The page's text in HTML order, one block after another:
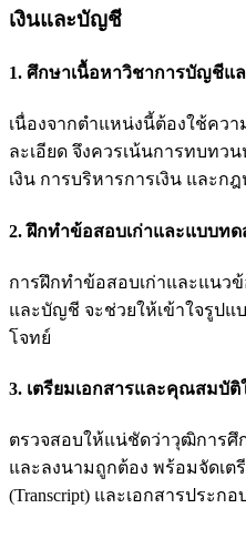
เงินและบัญชี
1. ศึกษาเนื้อหาวิชาการบัญชีแ
เนื่องจากตำแหน่งนี้ต้องใช้คว
ละเอียด จึงควรเน้นการทบทว
เงิน การบริหารการเงิน และก
2. ฝึกทำข้อสอบเก่าและแบบท
การฝึกทำข้อสอบเก่าและแนว
และบัญชี จะช่วยให้เข้าใจรูปแ
โจทย์
3. เตรียมเอกสารและคุณสมบั
ตรวจสอบให้แน่ชัดว่าวุฒิการศึ
และลงนามถูกต้อง พร้อมจัดเต
(Transcript) และเอกสารประ